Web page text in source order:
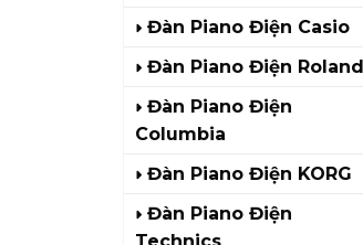
Đàn Piano Điện Casio
Đàn Piano Điện Roland
Đàn Piano Điện
Columbia
Đàn Piano Điện KORG
Đàn Piano Điện